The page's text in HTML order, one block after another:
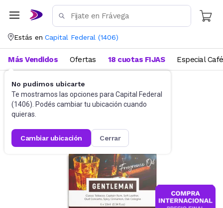
Estás en Capital Federal (1406)
No pudimos ubicarte
Te mostramos las opciones para Capital Federal
(1406). Podés cambiar tu ubicación cuando
quieras.
cambiar ubicación cerrar
Más Vendidos Ofertas 18 cuotas FIJAS Especial Café
Lavadero y Limpieza